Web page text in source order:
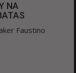
NA
Faustino